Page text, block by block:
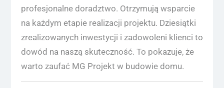
profesjonalne doradztwo. Otrzymują wsparcie
na każdym etapie realizacji projektu. Dziesiątki
zrealizowanych inwestycji i zadowoleni klienci to
dowód na naszą skuteczność. To pokazuje, że
warto zaufać MG Projekt w budowie domu.